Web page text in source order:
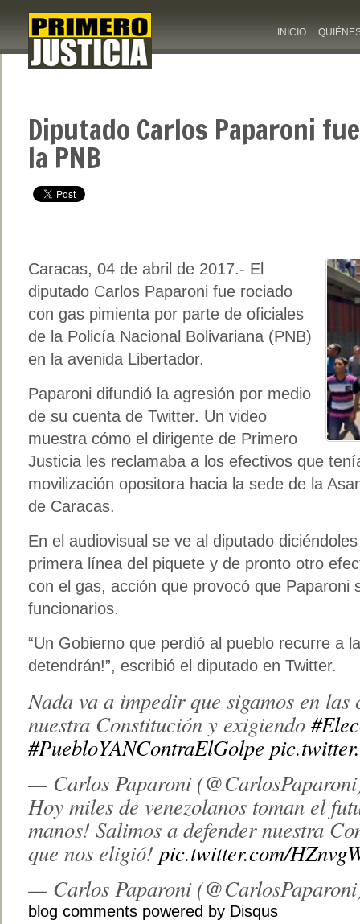
INICIO
Diputado Carlos Paparoni
la PNB
Caracas, 04 de abril de 2017.- El
diputado Carlos Paparoni fue rociado
con gas pimienta por parte de oficiales
de la Policía Nacional Bolivariana (PNB)
en la avenida Libertador.
Paparoni difundió la agresión por medio
de su cuenta de Twitter. Un video
muestra cómo el dirigente de Primero
Justicia les reclamaba a los efectivos que
movilización opositora hacia la sede de la
de Caracas.
En el audiovisual se ve al diputado
primera línea del piquete y de pronto otro
con el gas, acción que provocó que Paparoni
funcionarios.
“Un Gobierno que perdió al pueblo recurre a
detendrán!”, escribió el diputado en Twitter.
Nada va a impedir que sigamos en las
nuestra Constitución y exigiendo
#PuebloYANContraElGolpe
— Carlos Paparoni
Hoy miles de venezolanos toman el
manos! Salimos a defender nuestra
que nos eligió! pic.twitter.com/
— Carlos Paparoni
blog comments powered by Disqus